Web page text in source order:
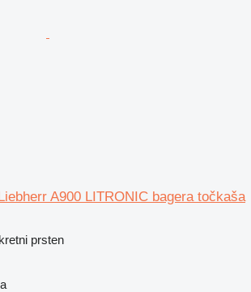
A900 LITRONIC bagera točkaša
prsten